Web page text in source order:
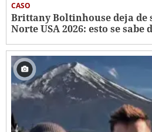
CASO
Brittany Boltinhouse deja de
Norte USA 2026: esto se